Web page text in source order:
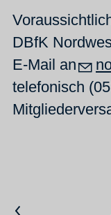
DBfK
E-Mail an
n
telefonisch
Vorheriger